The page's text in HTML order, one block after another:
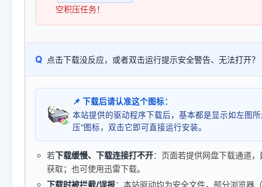
空积压任务！
Q 点击下载没反应，或者双击运行提示安全警告、无法打开？
📌 下载后请认准这个图标：
本站提供的驱动程序下载后，基本都是显示如左图
压"图标，双击它即可直接运行安装。
若下载缓慢、下载连接打不开：页面若提供网盘下载通道
获取；也可使用迅雷下载。
下载时被拦截/误报：本站驱动均为安全文件，部分浏览器